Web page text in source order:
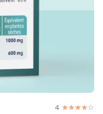
4 ☆☆☆☆☆
★★★★★